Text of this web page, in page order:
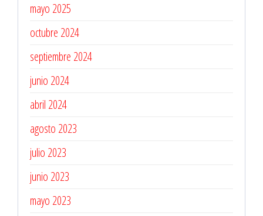
mayo 2025
octubre 2024
septiembre 2024
junio 2024
abril 2024
agosto 2023
julio 2023
junio 2023
mayo 2023